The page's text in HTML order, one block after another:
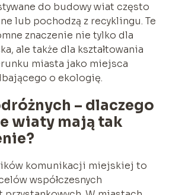
do budowy wiat często
lub pochodzą z recyklingu. Te
znaczenie nie tylko dla
ale także dla kształtowania
miasta jako miejsca
o ekologię.
– dlaczego
wiaty mają tak
komunikacji miejskiej to
współczesnych